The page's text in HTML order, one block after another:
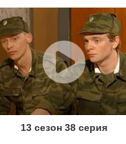
13 сезон 38 серия